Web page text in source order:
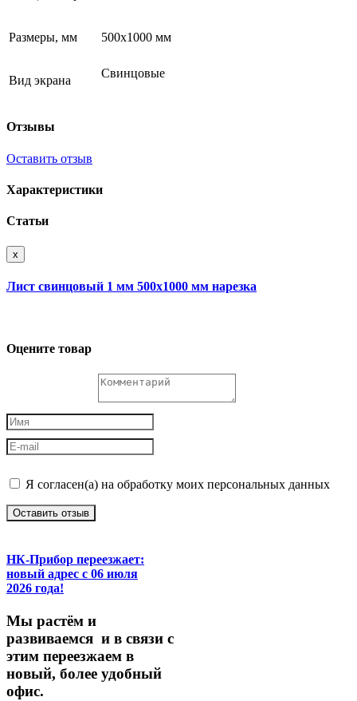
Размеры, мм 500х1000 мм
Вид экрана
Свинцовые
Отзывы
Оставить отзыв
Характеристики
Статьи
x
Лист свинцовый 1 мм 500х1000 мм нарезка
Оцените товар
Я согласен(а) на обработку моих персональных данных
Оставить отзыв
НК-Прибор переезжает:
новый адрес с 06 июля
2026 года!
Мы растём и
развиваемся и в связи с
этим переезжаем в
новый, более удобный
офис.